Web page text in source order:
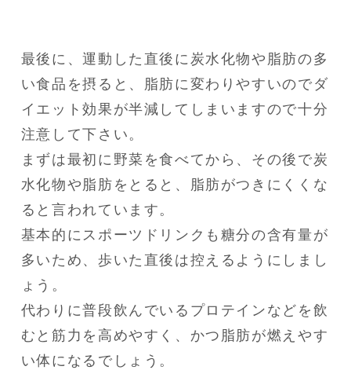
最後に、運動した直後に炭水化物や脂肪の多
い食品を摂ると、脂肪に変わりやすいのでダ
イエット効果が半減してしまいますので十分
注意して下さい。
まずは最初に野菜を食べてから、その後で炭
水化物や脂肪をとると、脂肪がつきにくくな
ると言われています。
基本的にスポーツドリンクも糖分の含有量が
多いため、歩いた直後は控えるようにしまし
ょう。
代わりに普段飲んでいるプロテインなどを飲
むと筋力を高めやすく、かつ脂肪が燃えやす
い体になるでしょう。